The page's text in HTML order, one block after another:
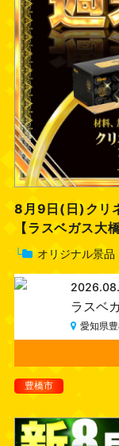
8月9日(日)クリ
【ラスベガス大
└ オリジナル景品
ラスベ
愛知県
豊橋市